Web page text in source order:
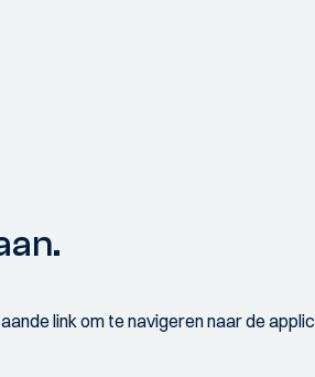
link om te navigeren naar de